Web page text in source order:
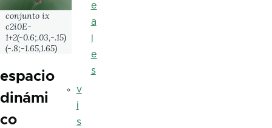
conjunto ix
c2i0E-
1+2(-0.6;.03,-.15)
(-.8;-1.65,1.65)
espacio
dinámi
co
e
a
e
s
v
i
s